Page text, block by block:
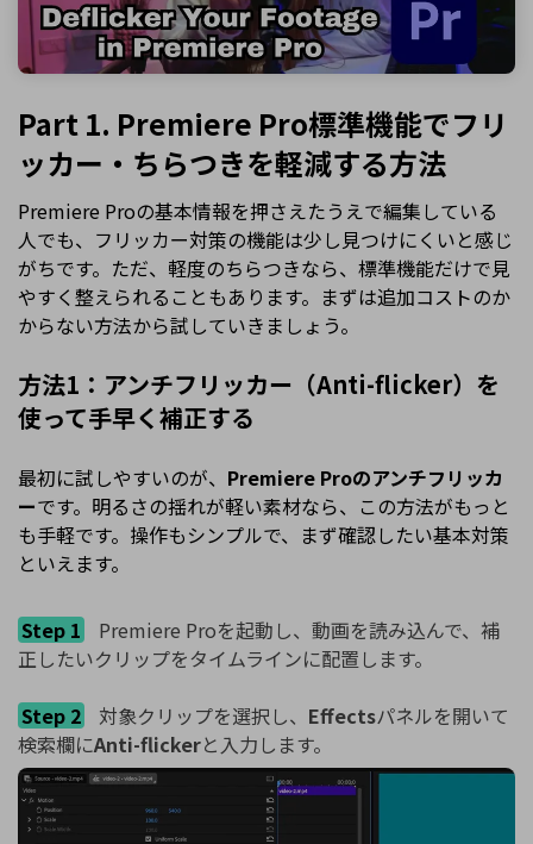
Part 1. Premiere Pro標準機能でフリ
ッカー・ちらつきを軽減する方法
Premiere Proの基本情報を押さえたうえで編集している
人でも、フリッカー対策の機能は少し見つけにくいと感じ
がちです。ただ、軽度のちらつきなら、標準機能だけで見
やすく整えられることもあります。まずは追加コストのか
からない方法から試していきましょう。
方法1：アンチフリッカー（Anti-flicker）を
使って手早く補正する
最初に試しやすいのが、 Premiere Proのアンチフリッカ
ーです。明るさの揺れが軽い素材なら、この方法がもっと
も手軽です。操作もシンプルで、まず確認したい基本対策
といえます。
Step 1
Premiere Proを起動し、動画を読み込んで、補
正したいクリップをタイムラインに配置します。
Step 2
対象クリップを選択し、 Effectsパネルを開いて
検索欄にAnti-flickerと入力します。